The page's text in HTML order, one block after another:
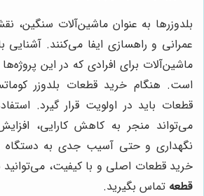
بلدوزرها به عنوان ماشین‌آلات سنگین،
عمرانی و راهسازی ایفا می‌کنند. آشنایی
ماشین‌آلات برای افرادی که در این
است. هنگام خرید قطعات بلدوزر
قطعات باید در اولویت قرار گیرد.
می‌تواند منجر به کاهش کارایی،
نگهداری و حتی آسیب جدی به دستگاه
خرید قطعات اصلی و با کیفیت، می‌توانید
قطعه تماس بگیرید.